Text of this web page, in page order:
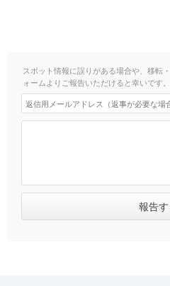
スポット情報に誤りがある場合や、移転
ォームよりご報告いただけると幸いです。